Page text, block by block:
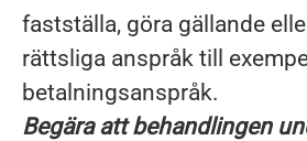
fastställa, göra gällande
rättsliga anspråk till
betalningsanspråk.
Begära att behandlingen